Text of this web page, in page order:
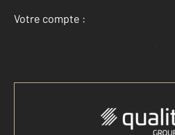
Votre compte :
Accéder à